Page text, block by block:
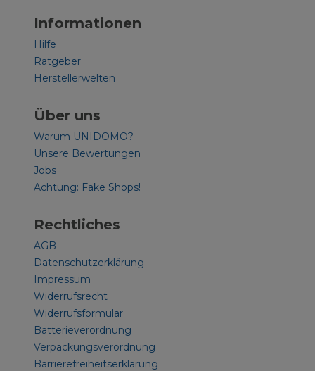
Informationen
Hilfe
Ratgeber
Herstellerwelten
Über uns
Warum UNIDOMO?
Unsere Bewertungen
Jobs
Achtung: Fake Shops!
Rechtliches
AGB
Datenschutzerklärung
Impressum
Widerrufsrecht
Widerrufsformular
Batterieverordnung
Verpackungsverordnung
Barrierefreiheitserklärung